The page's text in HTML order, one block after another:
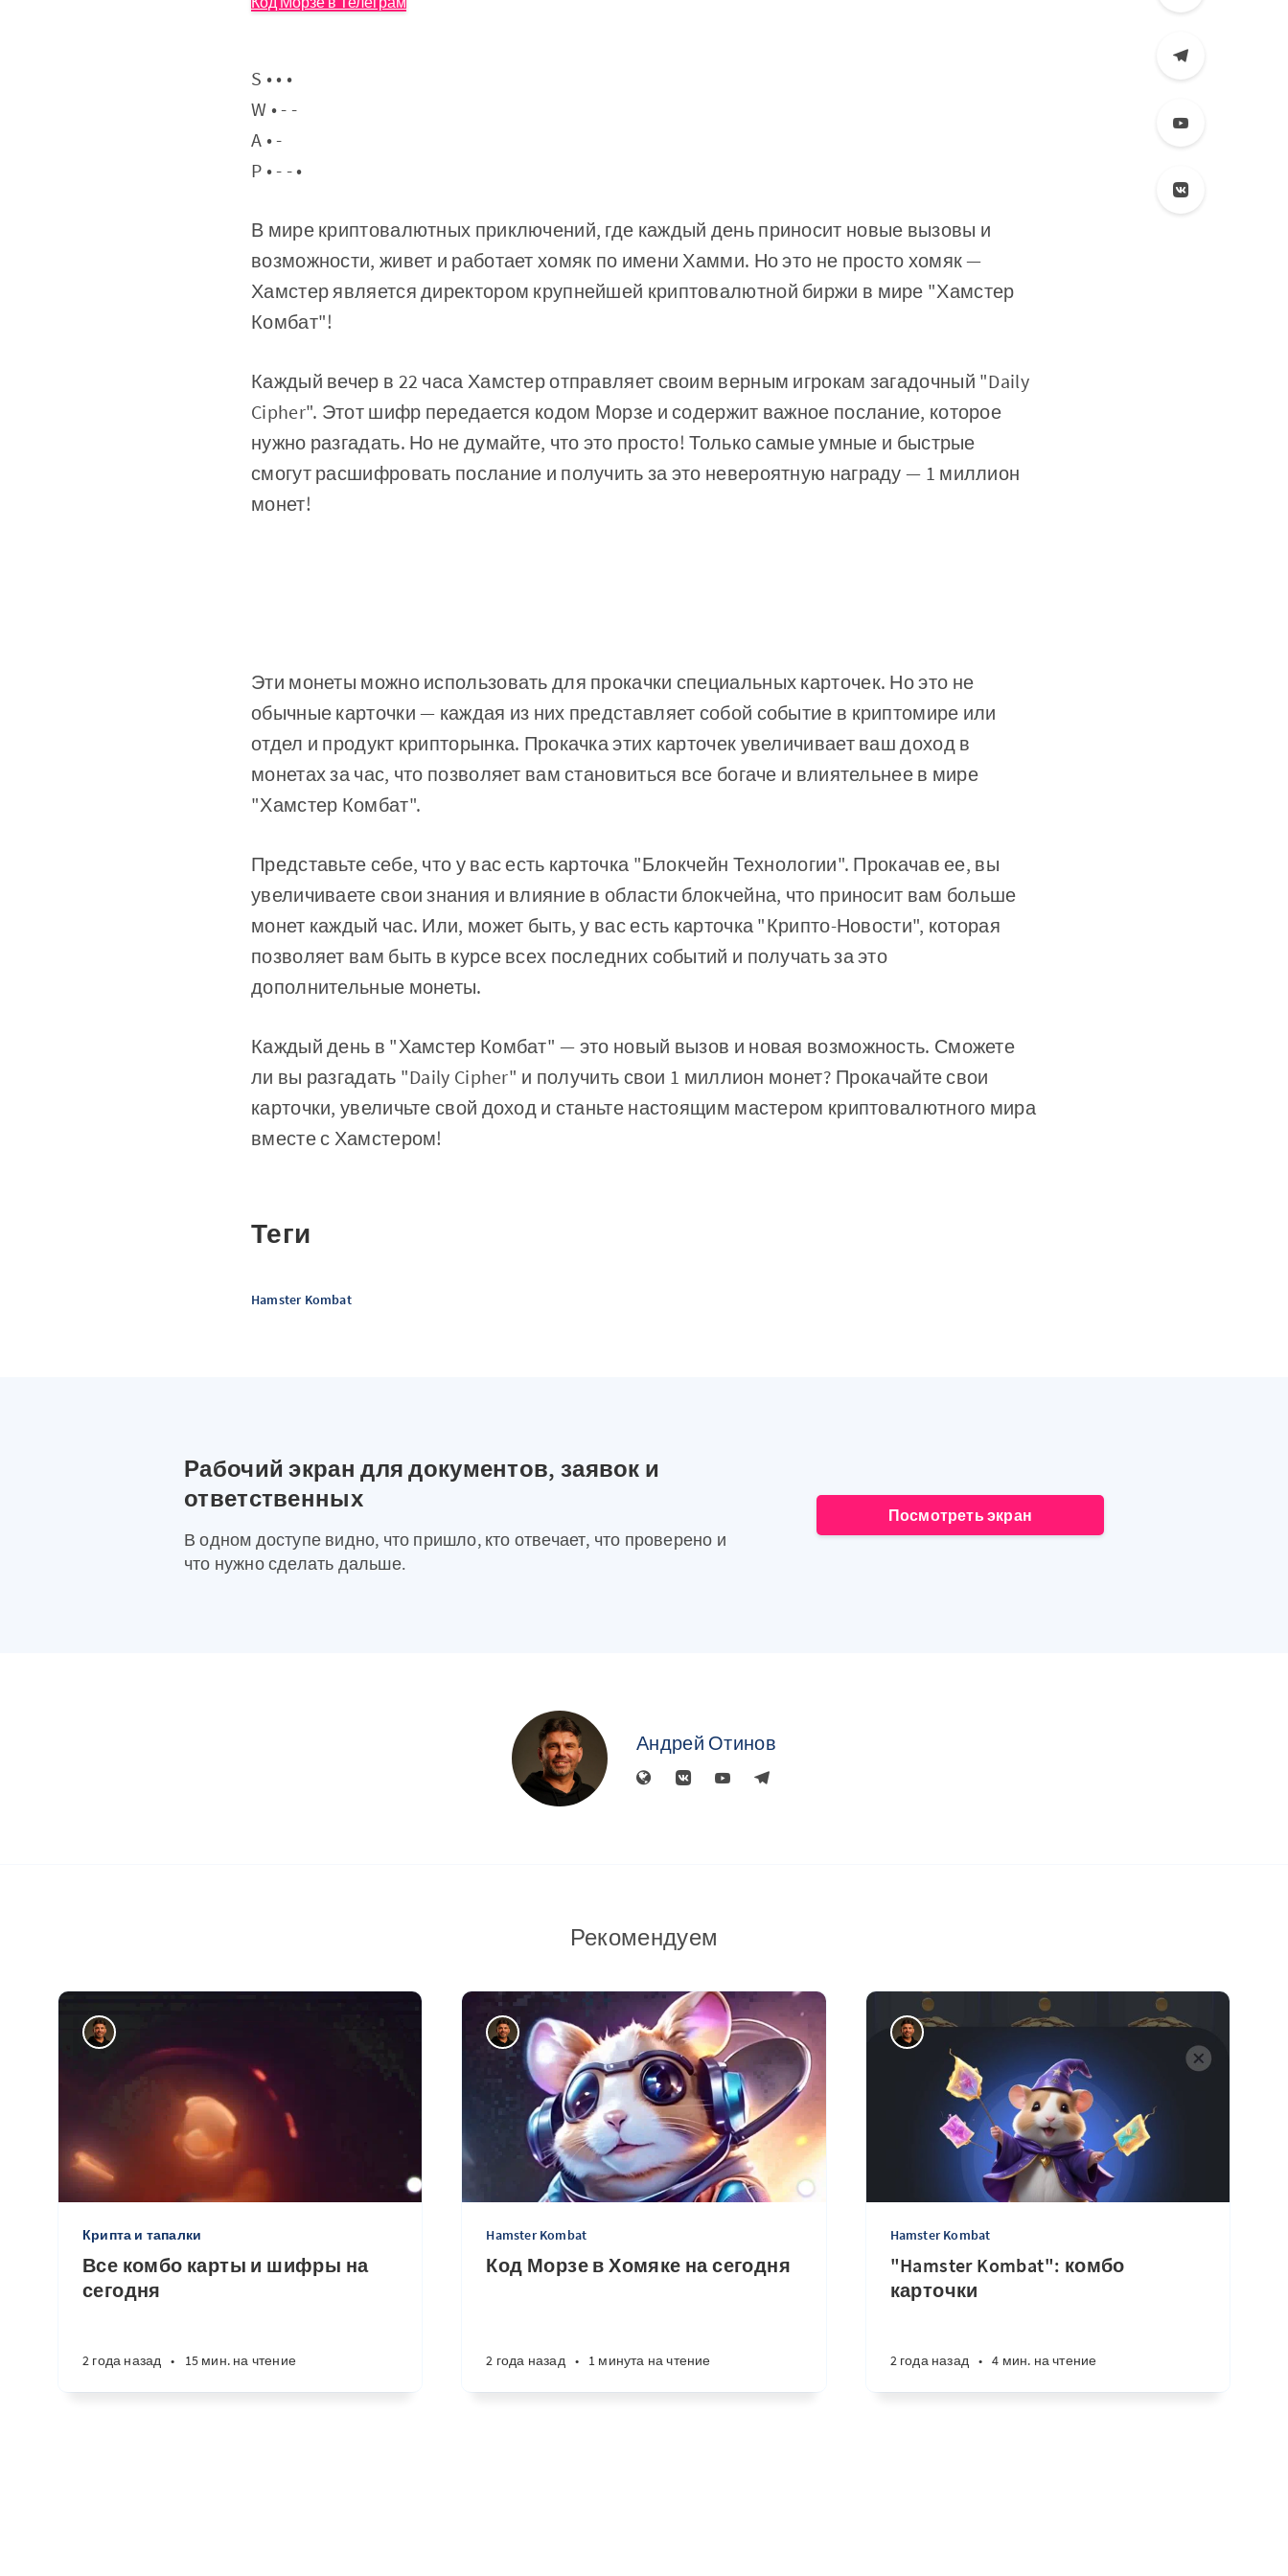
S • • •
W • - -
A • -
P • - - •
В мире криптовалютных приключений, где каждый день приносит новые вызовы и
возможности, живет и работает хомяк по имени Хамми. Но это не просто хомяк —
Хамстер является директором крупнейшей криптовалютной биржи в мире "Хамстер
Комбат"!
Каждый вечер в 22 часа Хамстер отправляет своим верным игрокам загадочный "Daily
Cipher". Этот шифр передается кодом Морзе и содержит важное послание, которое
нужно разгадать. Но не думайте, что это просто! Только самые умные и быстрые
смогут расшифровать послание и получить за это невероятную награду — 1 миллион
монет!
Эти монеты можно использовать для прокачки специальных карточек. Но это не
обычные карточки — каждая из них представляет собой событие в криптомире или
отдел и продукт крипторынка. Прокачка этих карточек увеличивает ваш доход в
монетах за час, что позволяет вам становиться все богаче и влиятельнее в мире
"Хамстер Комбат".
Представьте себе, что у вас есть карточка "Блокчейн Технологии". Прокачав ее, вы
увеличиваете свои знания и влияние в области блокчейна, что приносит вам больше
монет каждый час. Или, может быть, у вас есть карточка "Крипто-Новости", которая
позволяет вам быть в курсе всех последних событий и получать за это
дополнительные монеты.
Каждый день в "Хамстер Комбат" — это новый вызов и новая возможность. Сможете
ли вы разгадать "Daily Cipher" и получить свои 1 миллион монет? Прокачайте свои
карточки, увеличьте свой доход и станьте настоящим мастером криптовалютного мира
вместе с Хамстером!
Теги
Hamster Kombat
Рабочий экран для документов, заявок и
ответственных
В одном доступе видно, что пришло, кто отвечает, что проверено и
что нужно сделать дальше.
Посмотреть экран
Андрей Отинов
Рекомендуем
Крипта и тапалки
Все комбо карты и шифры на
сегодня
2 года назад • 15 мин. на чтение
Hamster Kombat
Код Морзе в Хомяке на сегодня
2 года назад • 1 минута на чтение
Hamster Kombat
"Hamster Kombat": комбо
карточки
2 года назад • 4 мин. на чтение